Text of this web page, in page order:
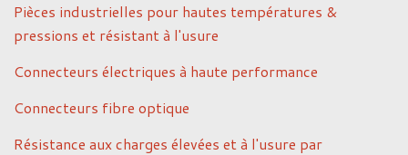
Pièces industrielles pour hautes températures &
pressions et résistant à l'usure
Connecteurs électriques à haute performance
Connecteurs fibre optique
Résistance aux charges élevées et à l'usure par